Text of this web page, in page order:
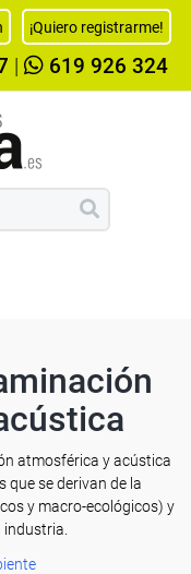
¡Quiero registrarme!
619 926 324
atmosférica y acústica
se derivan de la
y macro-ecológicos) y